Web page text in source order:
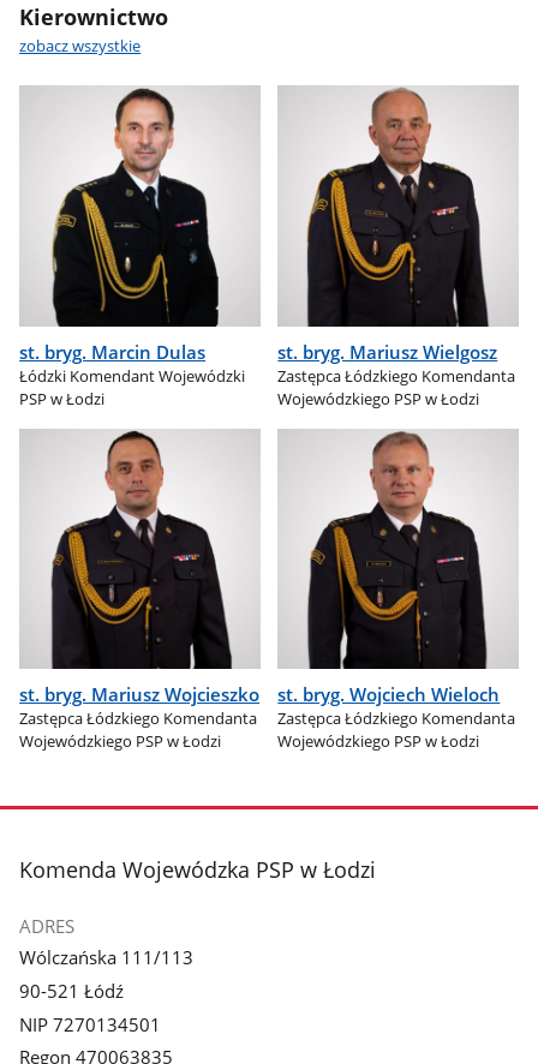
Kierownictwo
zobacz wszystkie
st. bryg. Marcin Dulas
Łódzki Komendant Wojewódzki
PSP w Łodzi
st. bryg. Mariusz Wielgosz
Zastępca Łódzkiego Komendanta
Wojewódzkiego PSP w Łodzi
st. bryg. Mariusz Wojcieszko
Zastępca Łódzkiego Komendanta
Wojewódzkiego PSP w Łodzi
st. bryg. Wojciech Wieloch
Zastępca Łódzkiego Komendanta
Wojewódzkiego PSP w Łodzi
stopka
Komenda Wojewódzka PSP w Łodzi
ADRES
Wólczańska 111/113
90-521 Łódź
NIP 7270134501
Regon 470063835